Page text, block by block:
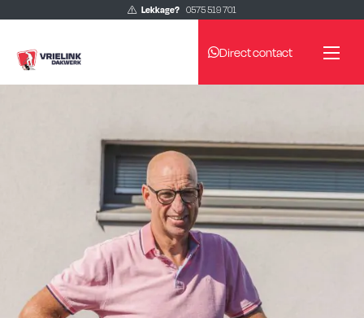
Lekkage? 0575 519 701
Direct contact